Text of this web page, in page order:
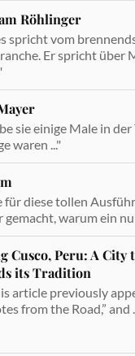
Röhlinger
spricht vom
Er spricht über
sie einige Male in
waren ..."
für diese tollen
gemacht, warum ein
Cusco, Peru: A City
its Tradition
article previously
from the Road,” and